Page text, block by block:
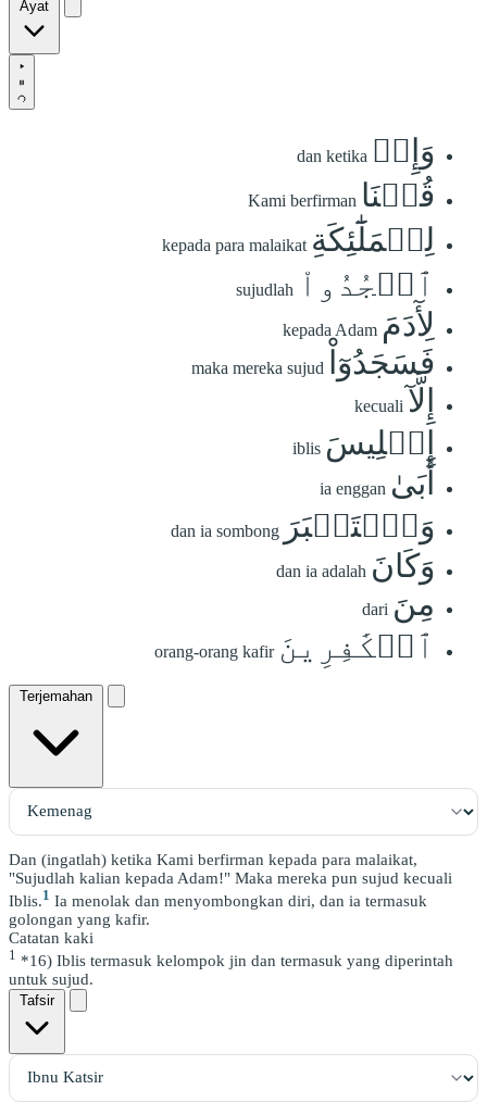
Ayat
وَإِذۡ dan ketika
قُلۡنَا Kami berfirman
لِلۡمَلَٰٓئِكَةِ kepada para malaikat
ٱسۡجُدُواْ sujudlah
لِأٓدَمَ kepada Adam
فَسَجَدُوٓاْ maka mereka sujud
إِلَّآ kecuali
إِبۡلِيسَ iblis
أَبَىٰ ia enggan
وَٱسۡتَكۡبَرَ dan ia sombong
وَكَانَ dan ia adalah
مِنَ dari
ٱلۡكَٰفِرِينَ orang-orang kafir
Terjemahan
Dan (ingatlah) ketika Kami berfirman kepada para malaikat,
"Sujudlah kalian kepada Adam!" Maka mereka pun sujud kecuali
Iblis.1 Ia menolak dan menyombongkan diri, dan ia termasuk
golongan yang kafir.
Catatan kaki
1 *16) Iblis termasuk kelompok jin dan termasuk yang diperintah
untuk sujud.
Tafsir